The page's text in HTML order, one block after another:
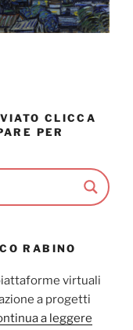
CLICCA
PER
RABINO
virtuali
a progetti
a leggere